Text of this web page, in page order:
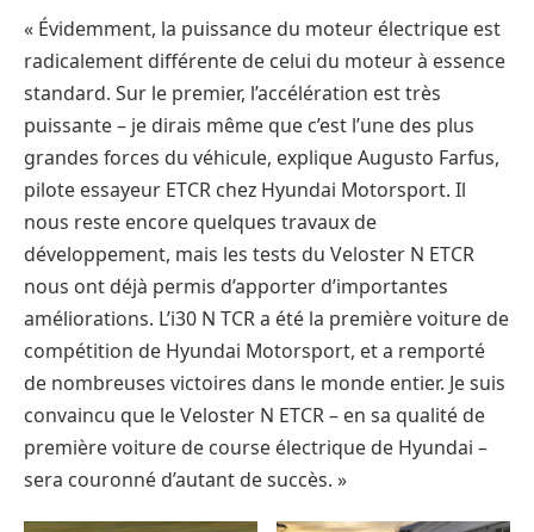
« Évidemment, la puissance du moteur électrique est
radicalement différente de celui du moteur à essence
standard. Sur le premier, l’accélération est très
puissante – je dirais même que c’est l’une des plus
grandes forces du véhicule, explique Augusto Farfus,
pilote essayeur ETCR chez Hyundai Motorsport. Il
nous reste encore quelques travaux de
développement, mais les tests du Veloster N ETCR
nous ont déjà permis d’apporter d’importantes
améliorations. L’i30 N TCR a été la première voiture de
compétition de Hyundai Motorsport, et a remporté
de nombreuses victoires dans le monde entier. Je suis
convaincu que le Veloster N ETCR – en sa qualité de
première voiture de course électrique de Hyundai –
sera couronné d’autant de succès. »